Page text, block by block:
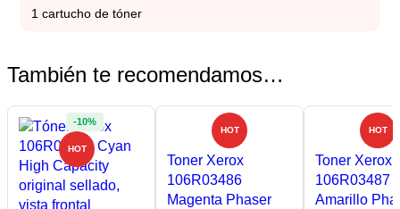
1 cartucho de tóner
También te recomendamos…
-10%
HOT
Toner Xerox
106R03486
Magenta Phaser
HOT
Toner Xerox
106R03487
Amarillo
HOT